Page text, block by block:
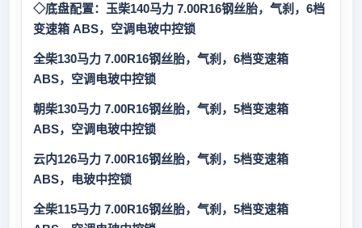
◇底盘配置： 玉柴140马力 7.00R16钢丝胎，气刹， 6档
变速箱 ABS，空调电玻中控锁
全柴130马力 7.00R16钢丝胎，气刹， 6档变速箱
ABS，空调电玻中控锁
朝柴130马力 7.00R16钢丝胎，气刹，5档变速箱
ABS，空调电玻中控锁
云内126马力 7.00R16钢丝胎，气刹，5档变速箱
ABS，电玻中控锁
全柴115马力 7.00R16钢丝胎，气刹， 5档变速箱